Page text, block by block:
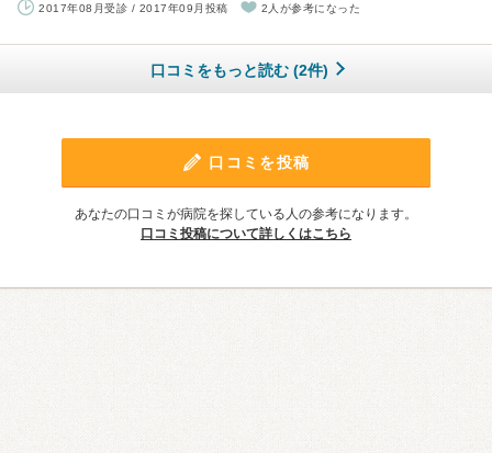
2017年08月受診 / 2017年09月投稿 2人が参考になった
口コミをもっと読む (2件)
口コミを投稿
あなたの口コミが病院を探している人の参考になります。
口コミ投稿について詳しくはこちら